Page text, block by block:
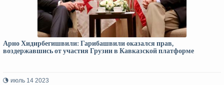
Арно Хидирбегишвили: Гарибашвили оказался прав,
воздержавшись от участия Грузии в Кавказской платформе
июль 14 2023